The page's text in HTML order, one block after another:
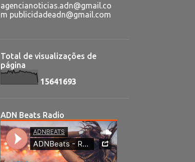
agencianoticias.adn@gmail.co
m publicidadeadn@gmail.com
Total de visualizações de
página
1 5641 693
ADN Beats Radio